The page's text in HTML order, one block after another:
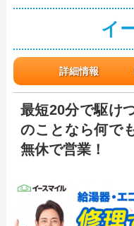
イ
詳細情報
最短20分で駆け
のことなら何で
無休で営業！